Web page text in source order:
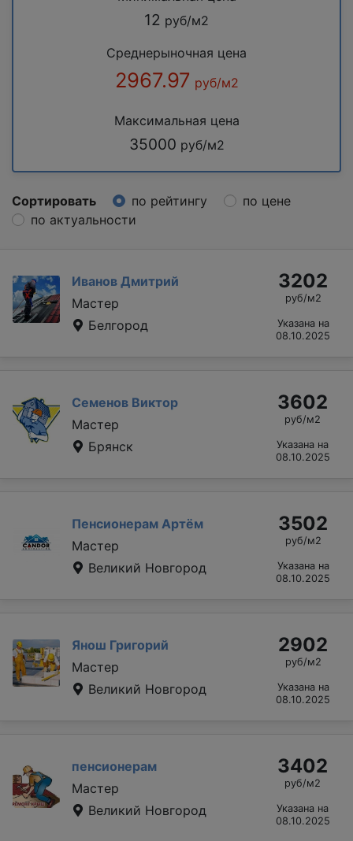
12 руб/м2
Среднерыночная цена
2967.97 руб/м2
Максимальная цена
35000 руб/м2
Сортировать по рейтингу
по цене
по актуальности
Иванов Дмитрий
Мастер
Белгород
3202
руб/м2
Указана на
08.10.2025
Семенов Виктор
Мастер
Брянск
3602
руб/м2
Указана на
08.10.2025
Пенсионерам Артём
Мастер
Великий Новгород
3502
руб/м2
Указана на
08.10.2025
Янош Григорий
Мастер
Великий Новгород
2902
руб/м2
Указана на
08.10.2025
пенсионерам
Мастер
Великий Новгород
3402
руб/м2
Указана на
08.10.2025